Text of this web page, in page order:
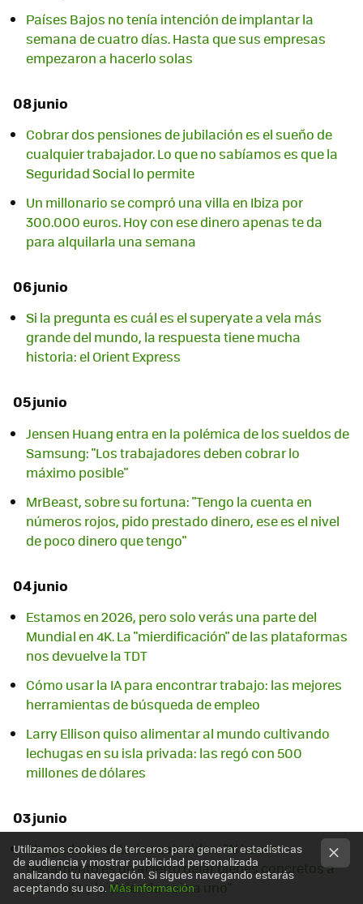
Países Bajos no tenía intención de implantar la
semana de cuatro días. Hasta que sus empresas
empezaron a hacerlo solas
08 junio
Cobrar dos pensiones de jubilación es el sueño de
cualquier trabajador. Lo que no sabíamos es que la
Seguridad Social lo permite
Un millonario se compró una villa en Ibiza por
300.000 euros. Hoy con ese dinero apenas te da
para alquilarla una semana
06 junio
Si la pregunta es cuál es el superyate a vela más
grande del mundo, la respuesta tiene mucha
historia: el Orient Express
05 junio
Jensen Huang entra en la polémica de los sueldos de
Samsung: "Los trabajadores deben cobrar lo
máximo posible"
MrBeast, sobre su fortuna: "Tengo la cuenta en
números rojos, pido prestado dinero, ese es el nivel
de poco dinero que tengo"
04 junio
Estamos en 2026, pero solo verás una parte del
Mundial en 4K. La "mierdificación" de las plataformas
nos devuelve la TDT
Cómo usar la IA para encontrar trabajo: las mejores
herramientas de búsqueda de empleo
Larry Ellison quiso alimentar al mundo cultivando
lechugas en su isla privada: las regó con 500
millones de dólares
03 junio
Abogados y notarios coinciden: "Al hacer
testamento es un acierto dejar bienes concretos a
cada hijo y la vivienda solo a uno"
Utilizamos cookies de terceros para generar estadísticas
de audiencia y mostrar publicidad personalizada
analizando tu navegación. Si sigues navegando estarás
aceptando su uso. Más información